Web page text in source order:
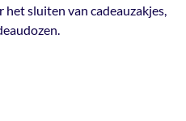
sluiten van cadeauzakjes,